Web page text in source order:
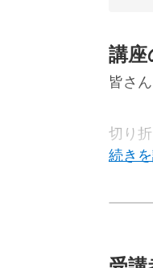
講座
皆さ
切り